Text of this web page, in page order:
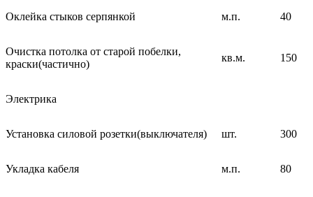
Оклейка стыков серпянкой м.п. 40
Очистка потолка от старой побелки,
краски(частично)
кв.м. 150
Электрика
Установка силовой розетки(выключателя) шт. 300
Укладка кабеля м.п. 80